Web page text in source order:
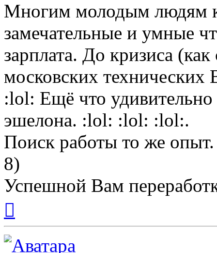
Многим молодым людям
замечательные и умные
зарплата. До кризиса
московских технических
:lol: Ещё что
эшелона. :lol: :lol: :lol:.
Поиск работы то же опыт.
8)
Успешной Вам
началу